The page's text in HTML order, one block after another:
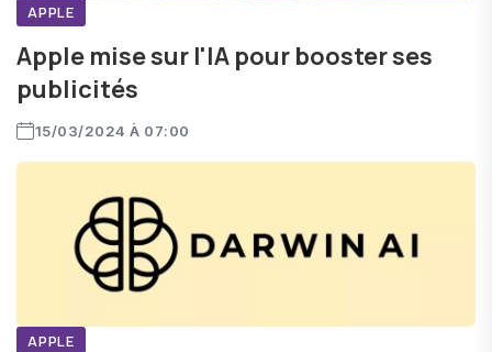
APPLE
Apple mise sur l'IA pour booster ses
publicités
15/03/2024 À 07:00
APPLE